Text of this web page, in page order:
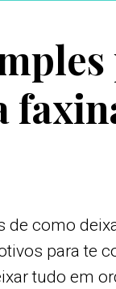
de como
para te
tudo em